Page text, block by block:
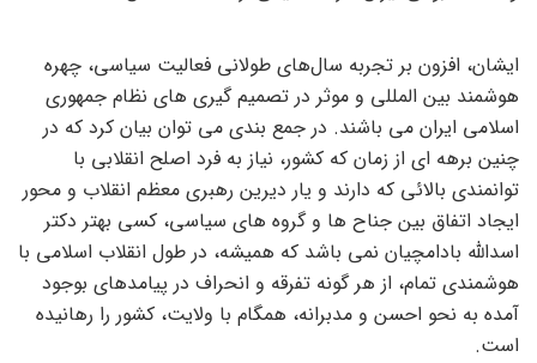
ایشان، افزون بر تجربه سال‌های طولانی فعالیت سیاسی، چهره
هوشمند بین المللی و موثر در تصمیم گیری های نظام جمهوری
اسلامی ایران می باشند. در جمع بندی می توان بیان کرد که در
چنین برهه ای از زمان که کشور، نیاز به فرد اصلح انقلابی با
توانمندی بالائی که دارند و یار دیرین رهبری معظم انقلاب و محور
ایجاد اتفاق بین جناح ها و گروه های سیاسی، کسی بهتر دکتر
اسدالله بادامچیان نمی باشد که همیشه، در طول انقلاب اسلامی با
هوشمندی تمام، از هر گونه تفرقه و انحراف در پیامدهای بوجود
آمده به نحو احسن و مدبرانه، همگام با ولایت، کشور را رهانیده
است.